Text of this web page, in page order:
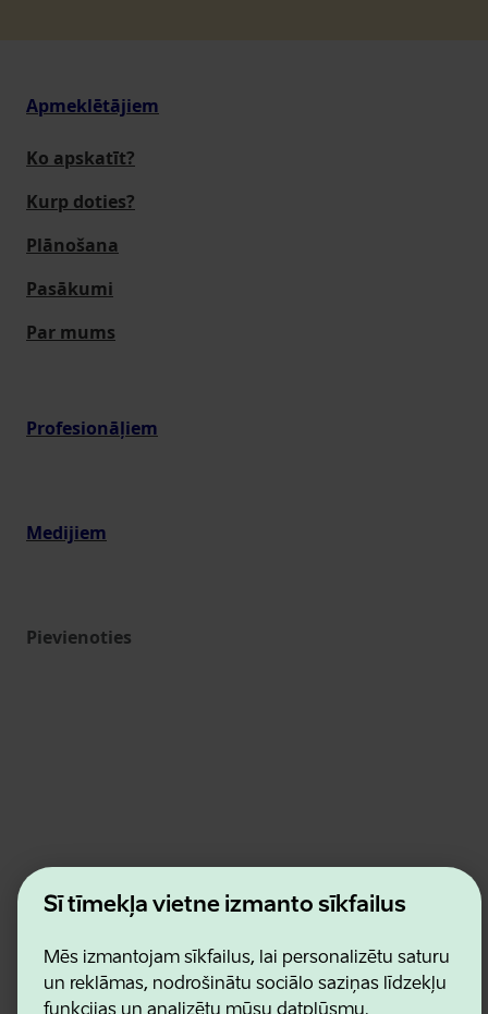
Šī tīmekļa vietne izmanto sīkfailus
Mēs izmantojam sīkfailus, lai personalizētu saturu
un reklāmas, nodrošinātu sociālo saziņas līdzekļu
Apmeklētājiem
Ko apskatīt?
Kurp doties?
Plānošana
Pasākumi
Par mums
Profesionāļiem
Medijiem
Pievienoties
Estonian Business and Innovation Agency
Kontakti
Lietošanas noteikumi
Sīkdatņu un konfidencialitātes politika